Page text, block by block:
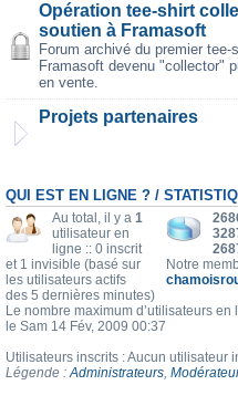
Opération tee-shirt
soutien à Framasoft
Forum archivé du premier tee-
Framasoft devenu "collector"
en vente.
Projets partenaires
QUI EST EN LIGNE ? /
Notre
Au total, il y a 1
utilisateur en
ligne :: 0 inscrit
et 1 invisible (basé sur
les utilisateurs actifs
des 5 dernières minutes)
Le nombre maximum d’utilisateurs
le Sam 14 Fév, 2009 00:37
Utilisateurs inscrits : Aucun utilisateur
Légende :Administrateurs,